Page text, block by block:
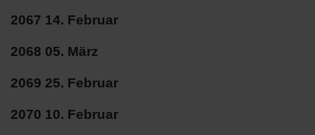
2067 14. Februar
2068 05. März
2069 25. Februar
2070 10. Februar